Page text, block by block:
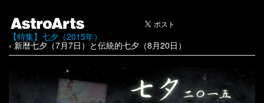
【特集】七夕（2015年）
› 新暦七夕（7月7日）と伝統的七夕（8月20日）